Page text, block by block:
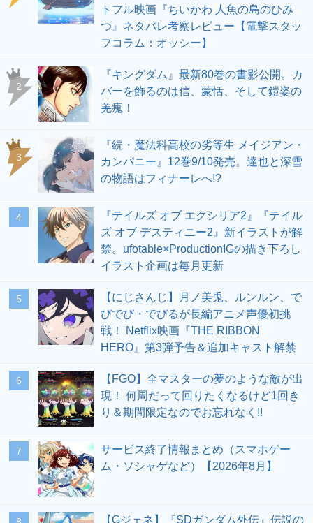
トフル映画『ちいかわ 人魚の島のひみ
つ』ネタバレ考察レビュー【電撃スタッ
フコラム：オッシー】
2
『キングダム』最新80巻の書影公開。カ
バーを飾るのは信、蒙恬、そして鎧姿の
羌瘣！
3
『続・魔法科高校の劣等生 メイジアン・
カンパニー』12巻9/10発売。達也と深雪
の物語はフィナーレへ!?
4
『テイルズ オブ エクシリア2』『テイル
ズ オブ デスティニー2』新イラストが解
禁。ufotable×ProductionIGの描き下ろし
イラスト企画は毎月更新
5
【にじさんじ】月ノ美兎、ルンルン、で
びでび・でびるが長編アニメ声優初挑
戦！ Netflix映画『THE RIBBON
HERO』第3弾予告＆追加キャスト解禁
6
【FGO】全マスターの夢のような敵が出
現！ 何周だって回りたくなるけど1回き
り＆期間限定なのでお忘れなく!!
7
サービス終了情報まとめ（スマホゲー
ム・ソシャゲなど）【2026年8月】
【Gジェネ】『SDガンダム外伝』伝説の